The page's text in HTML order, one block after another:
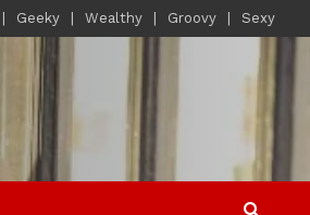
Geeky Wealthy Groovy Sexy